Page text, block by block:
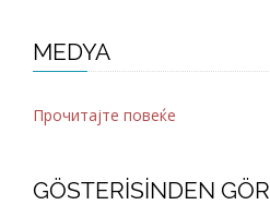
MEDYA
Прочитајте повеќе
GÖSTERİSİNDEN